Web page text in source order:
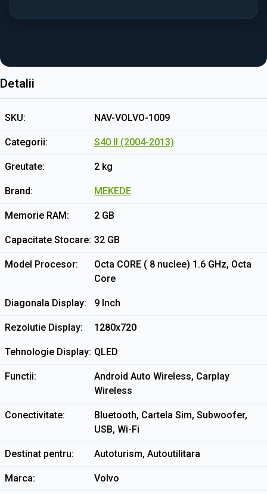
Detalii
SKU NAV-VOLVO-1009
Categorii S40 II (2004-2013)
Greutate 2 kg
Brand MEKEDE
Memorie RAM 2 GB
Capacitate Stocare 32 GB
Model Procesor
Octa CORE ( 8 nuclee) 1.6 GHz, Octa
Core
Diagonala Display 9 Inch
Rezolutie Display 1280x720
Tehnologie Display QLED
Functii
Android Auto Wireless, Carplay
Wireless
Conectivitate
Bluetooth, Cartela Sim, Subwoofer,
USB, Wi-Fi
Destinat pentru Autoturism, Autoutilitara
Marca Volvo